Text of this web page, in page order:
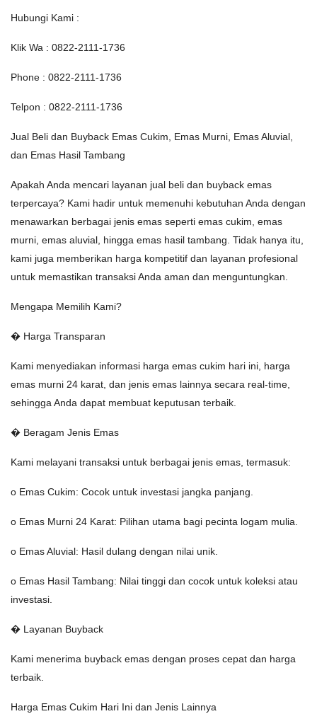
Hubungi Kami :
Klik Wa : 0822-2111-1736
Phone : 0822-2111-1736
Telpon : 0822-2111-1736
Jual Beli dan Buyback Emas Cukim, Emas Murni, Emas Aluvial,
dan Emas Hasil Tambang
Apakah Anda mencari layanan jual beli dan buyback emas
terpercaya? Kami hadir untuk memenuhi kebutuhan Anda dengan
menawarkan berbagai jenis emas seperti emas cukim, emas
murni, emas aluvial, hingga emas hasil tambang. Tidak hanya itu,
kami juga memberikan harga kompetitif dan layanan profesional
untuk memastikan transaksi Anda aman dan menguntungkan.
Mengapa Memilih Kami?
� Harga Transparan
Kami menyediakan informasi harga emas cukim hari ini, harga
emas murni 24 karat, dan jenis emas lainnya secara real-time,
sehingga Anda dapat membuat keputusan terbaik.
� Beragam Jenis Emas
Kami melayani transaksi untuk berbagai jenis emas, termasuk:
o Emas Cukim: Cocok untuk investasi jangka panjang.
o Emas Murni 24 Karat: Pilihan utama bagi pecinta logam mulia.
o Emas Aluvial: Hasil dulang dengan nilai unik.
o Emas Hasil Tambang: Nilai tinggi dan cocok untuk koleksi atau
investasi.
� Layanan Buyback
Kami menerima buyback emas dengan proses cepat dan harga
terbaik.
Harga Emas Cukim Hari Ini dan Jenis Lainnya